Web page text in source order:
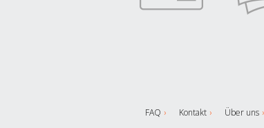
FAQ Kontakt Über uns